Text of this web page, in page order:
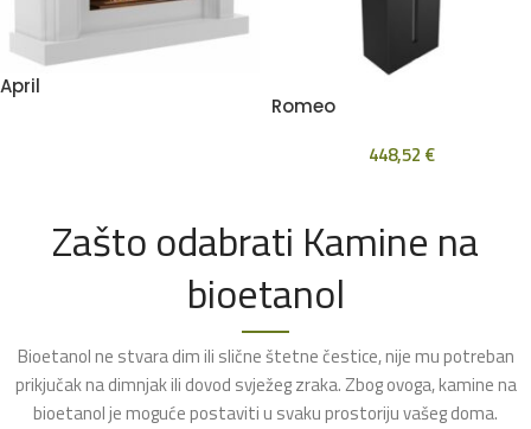
April
Romeo
448,52 €
Zašto odabrati Kamine na
bioetanol
Bioetanol ne stvara dim ili slične štetne čestice, nije mu potreban
prikjučak na dimnjak ili dovod svježeg zraka. Zbog ovoga, kamine na
bioetanol je moguće postaviti u svaku prostoriju vašeg doma.